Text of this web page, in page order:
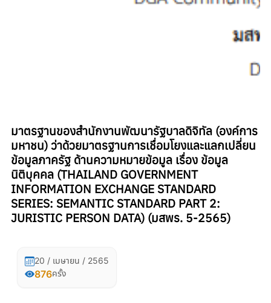
มาตรฐานของสำนักงานพัฒนารัฐบาลดิจิทัล (องค์การ
มหาชน) ว่าด้วยมาตรฐานการเชื่อมโยงและแลกเปลี่ยน
ข้อมูลภาครัฐ ด้านความหมายข้อมูล เรื่อง ข้อมูล
นิติบุคคล (THAILAND GOVERNMENT
INFORMATION EXCHANGE STANDARD
SERIES: SEMANTIC STANDARD PART 2:
JURISTIC PERSON DATA) (มสพร. 5-2565)
20 / เมษายน / 2565
876ครั้ง